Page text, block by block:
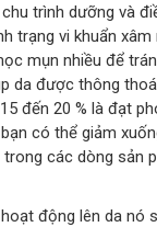
trình dưỡng và
trạng vi khuẩn xâm
mụn nhiều để
da được thông
đến 20 % là đạt
có thể giảm
các dòng sản
động lên da nó